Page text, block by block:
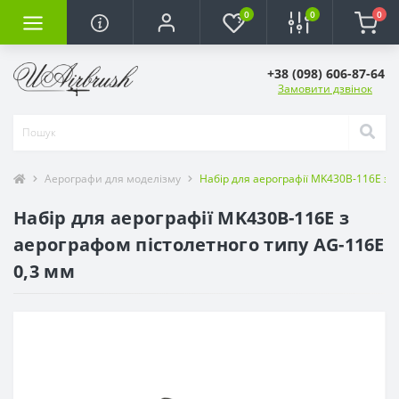
0 0 0
+38 (098) 606-87-64
Замовити дзвінок
Аерографи для моделізму Набір для аерографії MK430B-116E
Набір для аерографії MK430B-116E з
аерографом пістолетного типу AG-116E
0,3 мм